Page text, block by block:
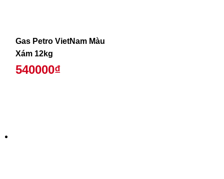
Gas Petro VietNam Màu
Xám 12kg
540000₫